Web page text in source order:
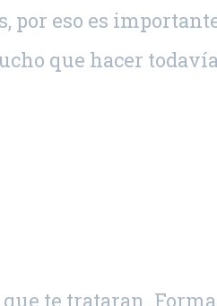
por eso es
que hacer
que te trataran.